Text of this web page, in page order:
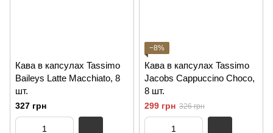
Кава в капсулах Tassimo
Baileys Latte Macchiato, 8
шт.
327 грн
−8%
Кава в капсулах Tassimo
Jacobs Cappuccino Choco,
8 шт.
299 грн 326 грн